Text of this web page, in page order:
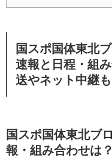
国スポ国体東北
速報と日程・組
送やネット中継も
国スポ国体東北ブ
報・組み合わせは？